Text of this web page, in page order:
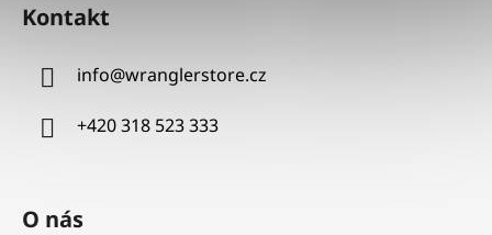
Kontakt
info@wranglerstore.cz
+420 318 523 333
O nás